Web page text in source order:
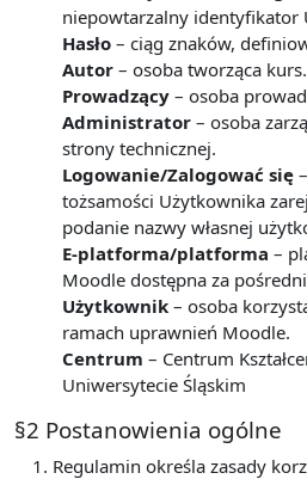
niepowtarzalny identyfikator
Hasło – ciąg znaków,
Autor – osoba tworząca kurs.
Prowadzący – osoba
Administrator – osoba
strony technicznej.
Logowanie/Zalogować się
tożsamości Użytkownika
podanie nazwy własnej
E-platforma/platforma –
Moodle dostępna za
Użytkownik – osoba
ramach uprawnień Moodle.
Centrum – Centrum
Uniwersytecie Śląskim
§2 Postanowienia ogólne
Regulamin określa zasady